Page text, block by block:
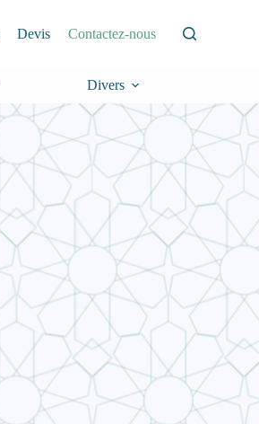
Devis Contactez-nous
Divers